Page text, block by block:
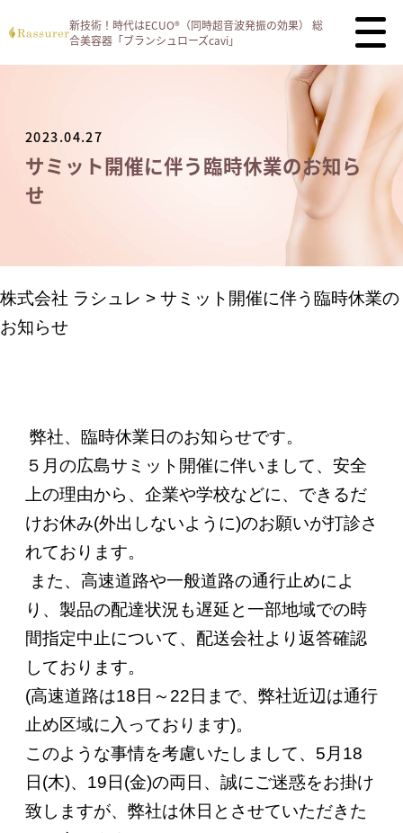
新技術！時代はECUO®（同時超音波発振の効果） 総
合美容器「ブランシュローズcavi」
2023.04.27
サミット開催に伴う臨時休業のお知ら
せ
株式会社 ラシュレ > サミット開催に伴う臨時休業の
お知らせ
弊社、臨時休業日のお知らせです。
５月の広島サミット開催に伴いまして、安全
上の理由から、企業や学校などに、できるだ
けお休み(外出しないように)のお願いが打診さ
れております。
また、高速道路や一般道路の通行止めによ
り、製品の配達状況も遅延と一部地域での時
間指定中止について、配送会社より返答確認
しております。
(高速道路は18日～22日まで、弊社近辺は通行
止め区域に入っております)。
このような事情を考慮いたしまして、5月18
日(木)、19日(金)の両日、誠にご迷惑をお掛け
致しますが、弊社は休日とさせていただきた